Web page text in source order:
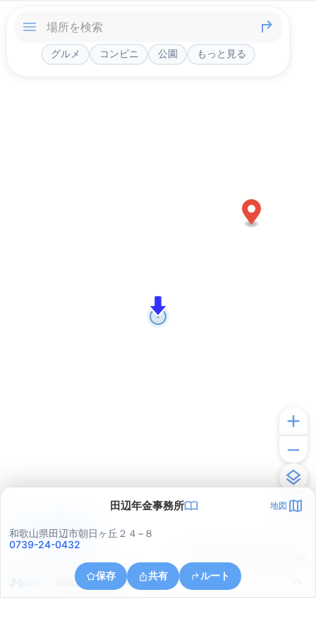
グルメ コンビニ 公園 もっと見る
田辺年金事務所 地図
和歌山県田辺市朝日ヶ丘２４−８
0739-24-0432
保存 共有 ルート
和歌山県田辺市湊４７
アプリで見る